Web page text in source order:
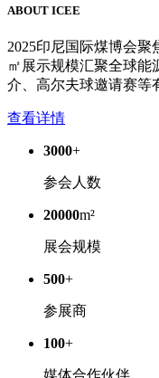
ABOUT ICEE
2025印尼国际煤博会
㎡展示规模汇聚全球能
介、高尔夫球邀请赛等
查看详情
3000+
参会人数
20000m²
展会规模
500+
参展商
100+